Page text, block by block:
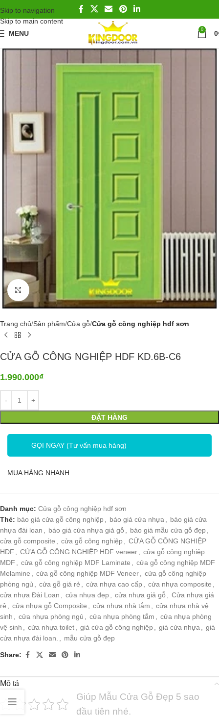
Skip to navigation
Skip to main content
MENU
0 0
Click to enlarge
Trang chủ Sản phẩm Cửa gỗ Cửa gỗ công nghiệp hdf sơn
CỬA GỖ CÔNG NGHIỆP HDF KD.6B-C6
1.990.000₫
ĐẶT HÀNG
GỌI NGAY (Tư vấn mua hàng)
MUA HÀNG NHANH
Danh mục: Cửa gỗ công nghiệp hdf sơn
Thẻ: báo giá cửa gỗ công nghiệp báo giá cửa nhựa
báo giá cửa
nhựa đài loan
báo giá cửa nhựa giả gỗ báo giá mẫu cửa gỗ đẹp
cửa gỗ composite
cửa gỗ công nghiệp
CỬA GỖ CÔNG NGHIỆP
HDF
CỬA GỖ CÔNG NGHIỆP HDF veneer
cửa gỗ công nghiệp
MDF
cửa gỗ công nghiệp MDF Laminate
cửa gỗ công nghiệp MDF
Melamine
cửa gỗ công nghiệp MDF Veneer
cửa gỗ công nghiệp
phòng ngủ
cửa gỗ giá rẻ cửa nhựa cao cấp cửa nhựa composite
cửa nhựa Đài Loan
cửa nhựa đẹp cửa nhựa giả gỗ
Cửa nhựa giá
rẻ
cửa nhựa gỗ Composite cửa nhựa nhà tắm
cửa nhựa nhà vệ
sinh
cửa nhựa phòng ngủ cửa nhựa phòng tắm
cửa nhựa phòng
vệ sinh
cửa nhựa toilet giá cửa gỗ công nghiệp giá cửa nhựa
giá
cửa nhựa đài loan.
mẫu cửa gỗ đẹp
Share:
Mô tả
Giúp Mẫu Cửa Gỗ Đẹp 5 sao
đầu tiên nhé.